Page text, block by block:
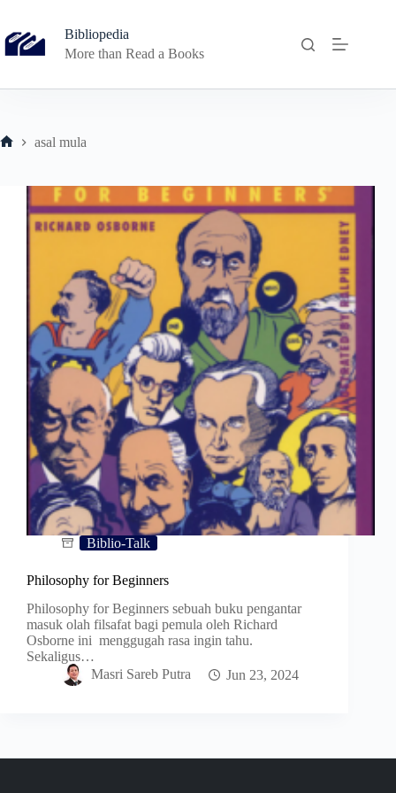
content
Bibliopedia
More than Read a Books
asal mula
Biblio-Talk
Philosophy for Beginners
Philosophy for Beginners sebuah buku pengantar
masuk olah filsafat bagi pemula oleh Richard
Osborne ini menggugah rasa ingin tahu.
Sekaligus…
Masri Sareb Putra
Jun 23, 2024